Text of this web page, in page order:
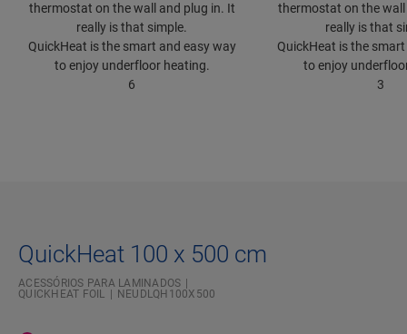
thermostat on the wall and plug in. It
really is that simple.
QuickHeat is the smart and easy way
to enjoy underfloor heating.
6
thermostat on the
really is that
QuickHeat is the
to enjoy
3
QuickHeat 100 x 500 cm
ACESSÓRIOS PARA LAMINADOS
QUICKHEAT FOIL
NEUDLQH100X500